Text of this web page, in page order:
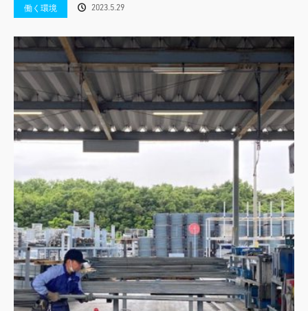
働く環境 2023.5.29